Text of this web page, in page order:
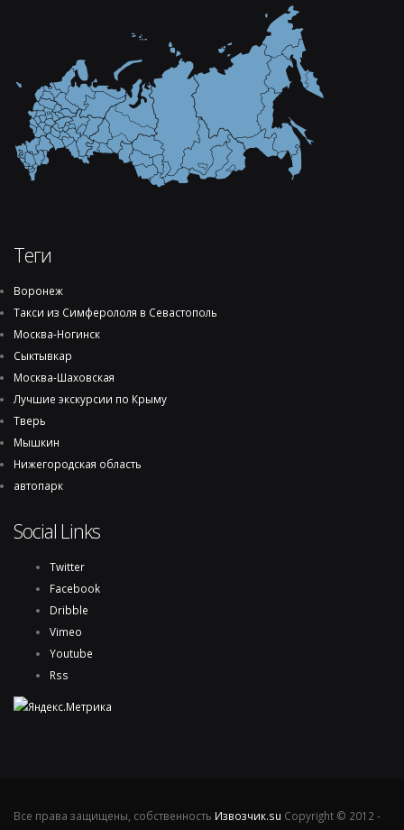
Теги
Воронеж
Такси из Симферололя в Севастополь
Москва-Ногинск
Сыктывкар
Москва-Шаховская
Лучшие экскурсии по Крыму
Тверь
Мышкин
Нижегородская область
автопарк
Social Links
Twitter
Facebook
Dribble
Vimeo
Youtube
Rss
Все права защищены, собственность Извозчик.su Copyright © 2012 -